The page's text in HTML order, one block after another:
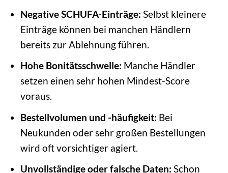
Negative SCHUFA-Einträge: Selbst kleinere
Einträge können bei manchen Händlern
bereits zur Ablehnung führen.
Hohe Bonitätsschwelle: Manche Händler
setzen einen sehr hohen Mindest-Score
voraus.
Bestellvolumen und -häufigkeit: Bei
Neukunden oder sehr großen Bestellungen
wird oft vorsichtiger agiert.
Unvollständige oder falsche Daten: Schon